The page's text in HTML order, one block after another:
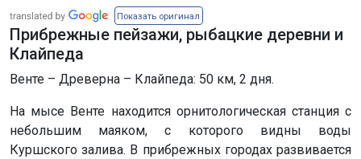
Показать оригинал
Прибрежные пейзажи, рыбацкие деревни и
Клайпеда
Венте – Древерна – Клайпеда: 50 км, 2 дня.
На мысе Венте находится орнитологическая станция с
небольшим маяком, с которого видны воды
Куршского залива. В прибрежных городах развивается